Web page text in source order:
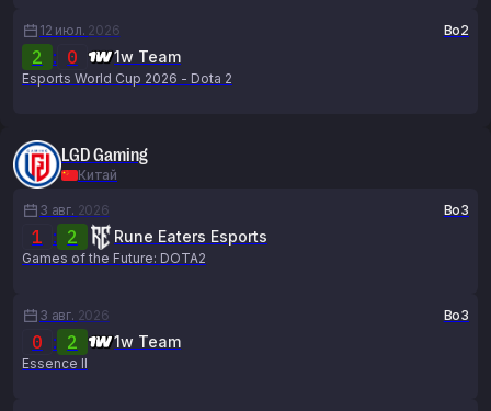
12 июл. 2026 Bo2
2 : 0 1w Team
Esports World Cup 2026 - Dota 2
LGD Gaming
Китай
3 авг. 2026 Bo3
1 : 2 Rune Eaters Esports
Games of the Future: DOTA2
3 авг. 2026 Bo3
0 : 2 1w Team
Essence II